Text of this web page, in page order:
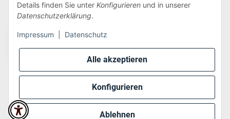
Alle akzeptieren
Konfigurieren
Ablehnen
Details finden Sie unter Konfigurieren und in unserer
Datenschutzerklärung.
Impressum Datenschutz
Wir versenden via:
* Alle Preise inkl. gesetzlicher USt., zzgl.Versand
Perfected byDreizack Medien